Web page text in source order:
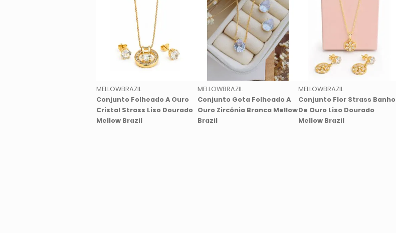
MELLOWBRAZIL
Conjunto Folheado A Ouro
Cristal Strass Liso Dourado
Mellow Brazil
MELLOWBRAZIL
Conjunto Gota Folheado A
Ouro Zircônia Branca Mellow
Brazil
MELLOWBRAZIL
Conjunto Flor Strass Banho
De Ouro Liso Dourado
Mellow Brazil